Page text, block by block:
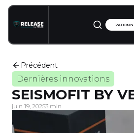
Précédent
Dernières innovations
SEISMOFIT BY
juin 19, 20253 min